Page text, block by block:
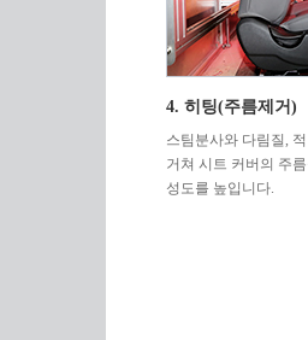
4. 히팅(주름제거)
스팀분사와 다림질,
거쳐 시트 커버의 주
성도를 높입니다.